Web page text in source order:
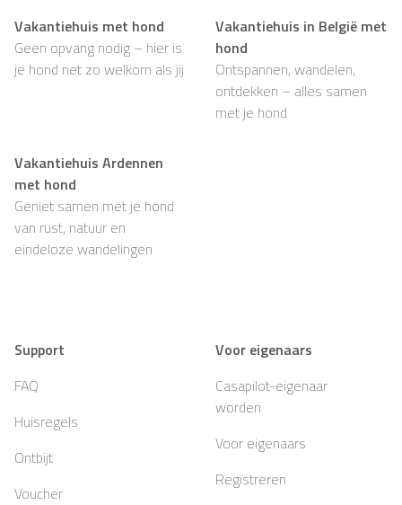
Vakantiehuis met hond
Geen opvang nodig – hier is
je hond net zo welkom als jij
Vakantiehuis in België met
hond
Ontspannen, wandelen,
ontdekken – alles samen
met je hond
Vakantiehuis Ardennen
met hond
Geniet samen met je hond
van rust, natuur en
eindeloze wandelingen
Support
FAQ
Huisregels
Ontbijt
Voucher
Voor eigenaars
Casapilot-eigenaar
worden
Voor eigenaars
Registreren